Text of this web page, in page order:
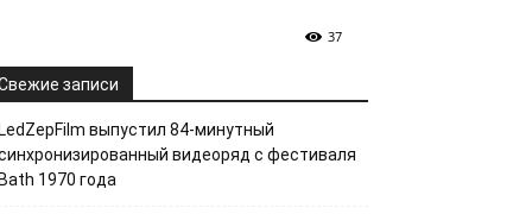
37
записи
выпустил 84-минутный
видеоряд с фестиваля
1970 года